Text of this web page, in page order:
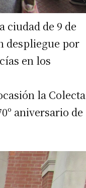
ciudad de 9 de
despliegue por
en los
la Colecta
aniversario de